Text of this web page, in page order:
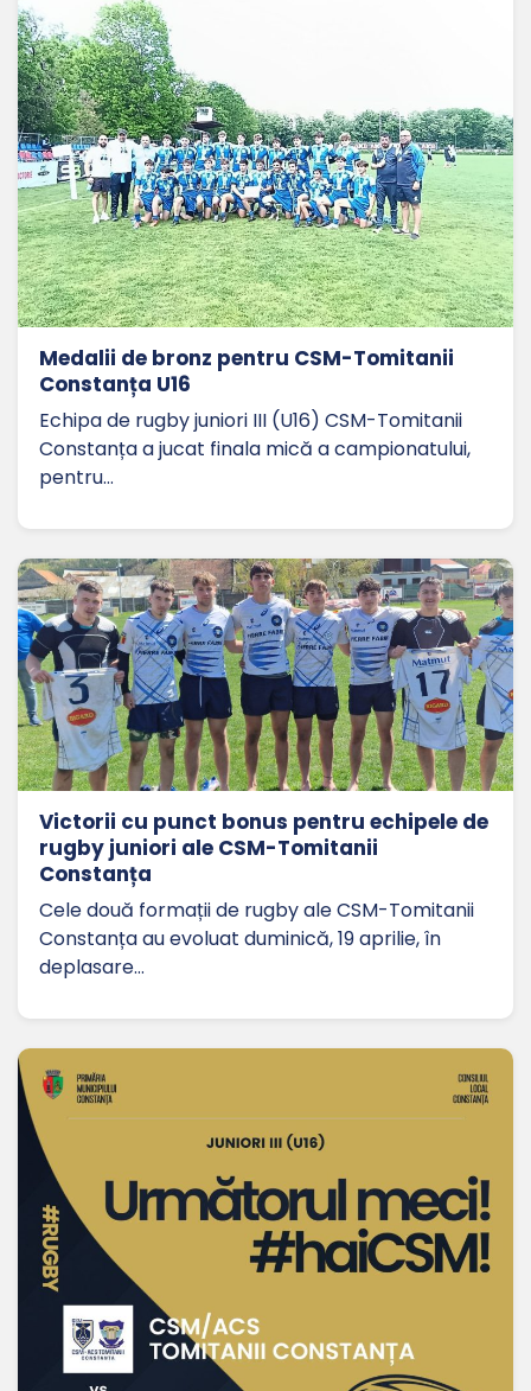
Medalii de bronz pentru CSM-Tomitanii
Constanța U16
Echipa de rugby juniori III (U16) CSM-Tomitanii
Constanța a jucat finala mică a campionatului,
pentru…
Victorii cu punct bonus pentru echipele de
rugby juniori ale CSM-Tomitanii
Constanța
Cele două formații de rugby ale CSM-Tomitanii
Constanța au evoluat duminică, 19 aprilie, în
deplasare…